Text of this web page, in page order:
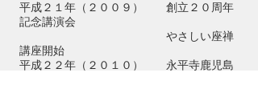
平成２１年（２００９） 創立２０周年
記念講演会
やさしい座禅
講座開始
平成２２年（２０１０） 永平寺鹿児島